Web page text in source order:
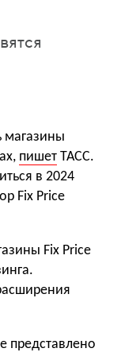
магазины
пишет ТАСС.
в 2024
Fix Price
Fix Price
представлено